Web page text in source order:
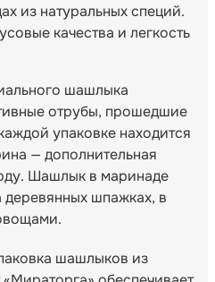
из натуральных специй.
качества и легкость
шашлыка
отрубы, прошедшие
упаковке находится
— дополнительная
Шашлык в маринаде
шпажках, в
шашлыков из